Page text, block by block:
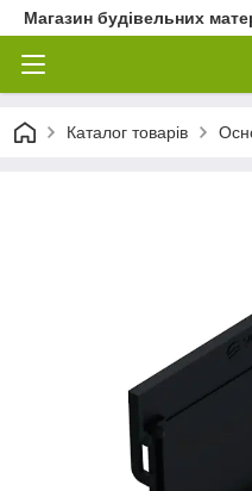
Магазин будівельних
Каталог товарів